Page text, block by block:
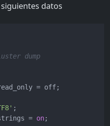
datos
dump
= off;
= on;